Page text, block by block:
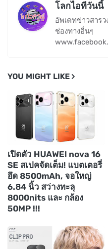
โลกไอทีวันนี้
อัพเดทข่าวสาร
ช่องทางอื่นๆ
YOU MIGHT LIKE
เปิดตัว HUAWEI nova 16
SE สเปคจัดเต็ม! แบตเตอรี่
อึด 8500mAh, จอใหญ่
6.84 นิ้ว สว่างทะลุ
8000nits และ กล้อง
50MP !!!